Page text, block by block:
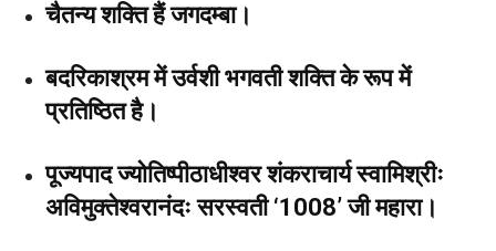
चैतन्य शक्ति हैं जगदम्बा।
बदरिकाश्रम में उर्वशी भगवती शक्ति के रूप में
प्रतिष्ठित है।
पूज्यपाद ज्योतिष्पीठाधीश्वर शंकराचार्य स्वामिश्रीः
अविमुक्तेश्वरानंदः सरस्वती ‘1008’ जी महारा।